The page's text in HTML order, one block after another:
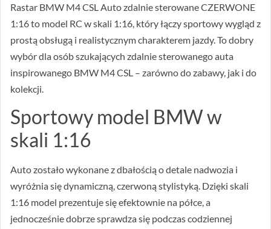
Rastar BMW M4 CSL Auto zdalnie sterowane CZERWONE
1:16 to model RC w skali 1:16, który łączy sportowy wygląd z
prostą obsługą i realistycznym charakterem jazdy. To dobry
wybór dla osób szukających zdalnie sterowanego auta
inspirowanego BMW M4 CSL – zarówno do zabawy, jak i do
kolekcji.
Sportowy model BMW w
skali 1:16
Auto zostało wykonane z dbałością o detale nadwozia i
wyróżnia się dynamiczną, czerwoną stylistyką. Dzięki skali
1:16 model prezentuje się efektownie na półce, a
jednocześnie dobrze sprawdza się podczas codziennej